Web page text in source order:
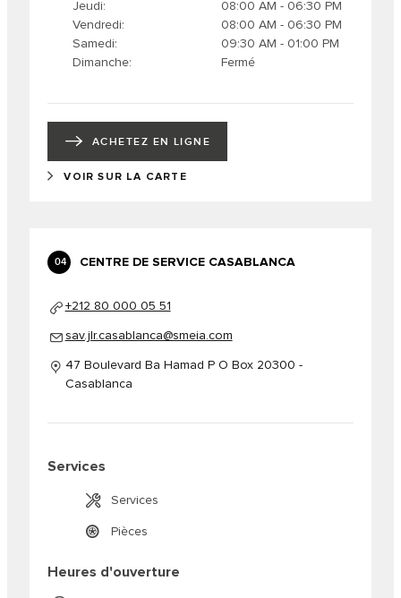
Jeudi
08:00 AM - 06:30 PM
Vendredi
08:00 AM - 06:30 PM
Samedi
09:30 AM - 01:00 PM
Dimanche
Fermé
ACHETEZ EN LIGNE
VOIR SUR LA CARTE
04 CENTRE DE SERVICE CASABLANCA
+212 80 000 05 51
sav.jlr.casablanca@smeia.com
47 Boulevard Ba Hamad P O Box 20300 -
Casablanca
Services
Services
Pièces
Heures d'ouverture